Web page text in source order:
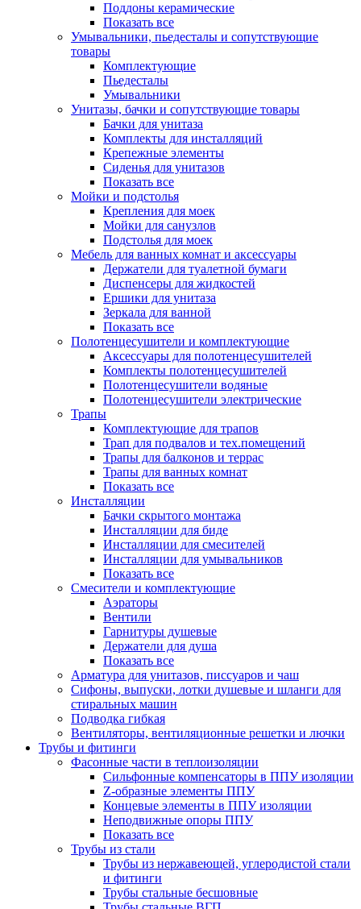
Поддоны керамические
Показать все
Умывальники, пьедесталы и сопутствующие
товары
Комплектующие
Пьедесталы
Умывальники
Унитазы, бачки и сопутствующие товары
Бачки для унитаза
Комплекты для инсталляций
Крепежные элементы
Сиденья для унитазов
Показать все
Мойки и подстолья
Крепления для моек
Мойки для санузлов
Подстолья для моек
Мебель для ванных комнат и аксессуары
Держатели для туалетной бумаги
Диспенсеры для жидкостей
Ершики для унитаза
Зеркала для ванной
Показать все
Полотенцесушители и комплектующие
Аксессуары для полотенцесушителей
Комплекты полотенцесушителей
Полотенцесушители водяные
Полотенцесушители электрические
Трапы
Комплектующие для трапов
Трап для подвалов и тех.помещений
Трапы для балконов и террас
Трапы для ванных комнат
Показать все
Инсталляции
Бачки скрытого монтажа
Инсталляции для биде
Инсталляции для смесителей
Инсталляции для умывальников
Показать все
Смесители и комплектующие
Аэраторы
Вентили
Гарнитуры душевые
Держатели для душа
Показать все
Арматура для унитазов, писсуаров и чаш
Сифоны, выпуски, лотки душевые и шланги для
стиральных машин
Подводка гибкая
Вентиляторы, вентиляционные решетки и лючки
Трубы и фитинги
Фасонные части в теплоизоляции
Cильфонные компенсаторы в ППУ изоляции
Z-образные элементы ППУ
Концевые элементы в ППУ изоляции
Неподвижные опоры ППУ
Показать все
Трубы из стали
Трубы из нержавеющей, углеродистой стали
и фитинги
Трубы стальные бесшовные